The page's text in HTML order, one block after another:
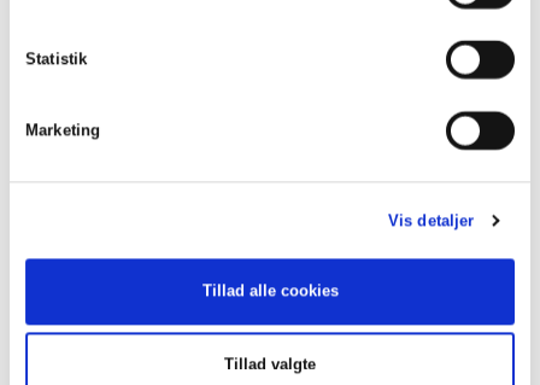
Statistik
Marketing
Vis detaljer
Tillad alle cookies
Tillad valgte
Runner up